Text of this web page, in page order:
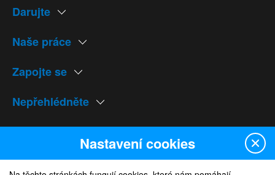
Darujte
Naše práce
Zapojte se
Nepřehlédněte
Naše weby
Nastavení cookies